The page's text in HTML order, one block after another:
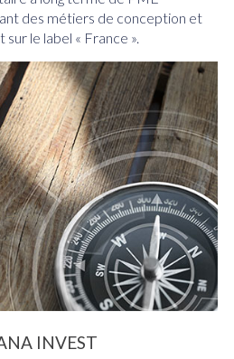
des métiers de conception et
le label « France ».
INVEST